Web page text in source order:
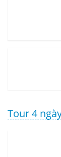
Tour 4